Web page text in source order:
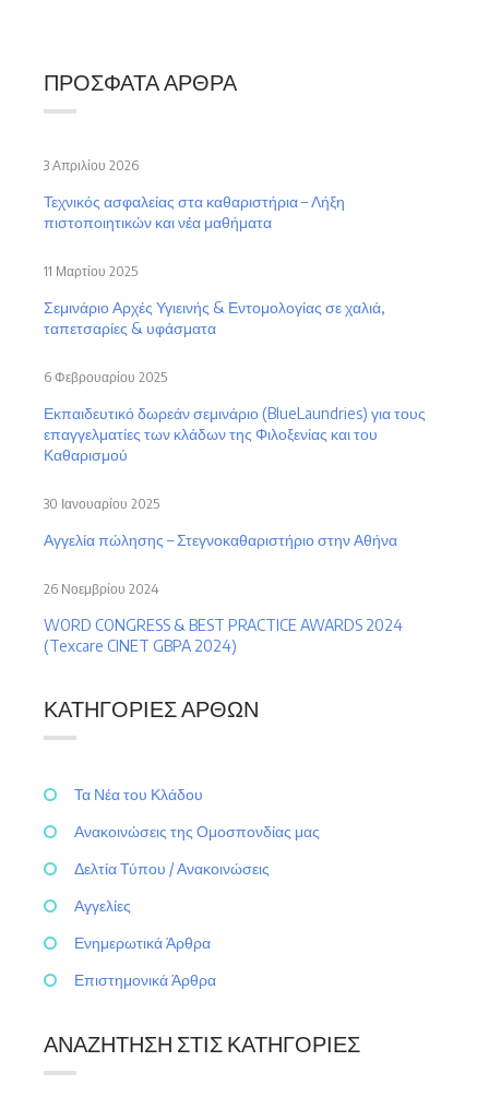
ΠΡΌΣΦΑΤΑ ΆΡΘΡΑ
Τεχνικός ασφαλείας στα καθαριστήρια – Λήξη
πιστοποιητικών και νέα μαθήματα
3 Απριλίου 2026
Σεμινάριο Αρχές Υγιεινής & Εντομολογίας σε χαλιά,
ταπετσαρίες & υφάσματα
11 Μαρτίου 2025
Εκπαιδευτικό δωρεάν σεμινάριο (BlueLaundries) για τους
επαγγελματίες των κλάδων της Φιλοξενίας και του
Καθαρισμού
6 Φεβρουαρίου 2025
Αγγελία πώλησης – Στεγνοκαθαριστήριο στην Αθήνα
30 Ιανουαρίου 2025
WORD CONGRESS & BEST PRACTICE AWARDS 2024
(Texcare CINET GBPA 2024)
26 Νοεμβρίου 2024
ΚΑΤΗΓΟΡΊΕΣ ΆΡΘΩΝ
Τα Νέα του Κλάδου
Ανακοινώσεις της Ομοσπονδίας μας
Δελτία Τύπου / Ανακοινώσεις
Αγγελίες
Ενημερωτικά Άρθρα
Επιστημονικά Άρθρα
ΑΝΑΖΉΤΗΣΗ ΣΤΙΣ ΚΑΤΗΓΟΡΊΕΣ